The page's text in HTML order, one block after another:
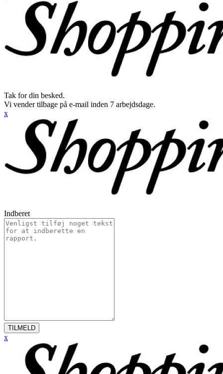
Tak for din besked.
Vi vender tilbage på e-mail inden 7 arbejdsdage.
x
Indberet
TILMELD
x